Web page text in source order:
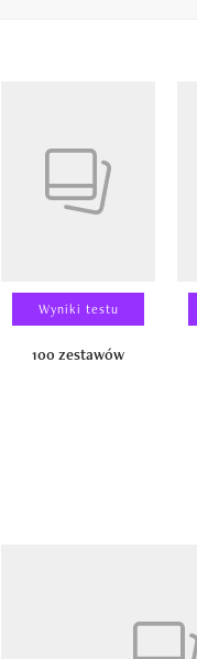
Wyniki testu
100 zestawów